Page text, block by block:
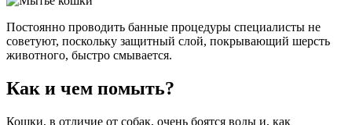
Постоянно проводить банные процедуры специалисты не
советуют, поскольку защитный слой, покрывающий шерсть
животного, быстро смывается.
Как и чем помыть?
Кошки, в отличие от собак, очень боятся воды и, как